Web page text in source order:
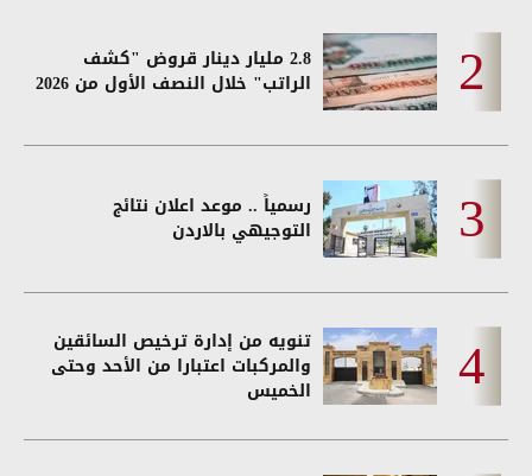
2.8 مليار دينار قروض "كشف
الراتب" خلال النصف الأول من 2026
رسمياً .. موعد اعلان نتائج
التوجيهي بالاردن
تنويه من إدارة ترخيص السائقين
والمركبات اعتبارا من الأحد وحتى
الخميس